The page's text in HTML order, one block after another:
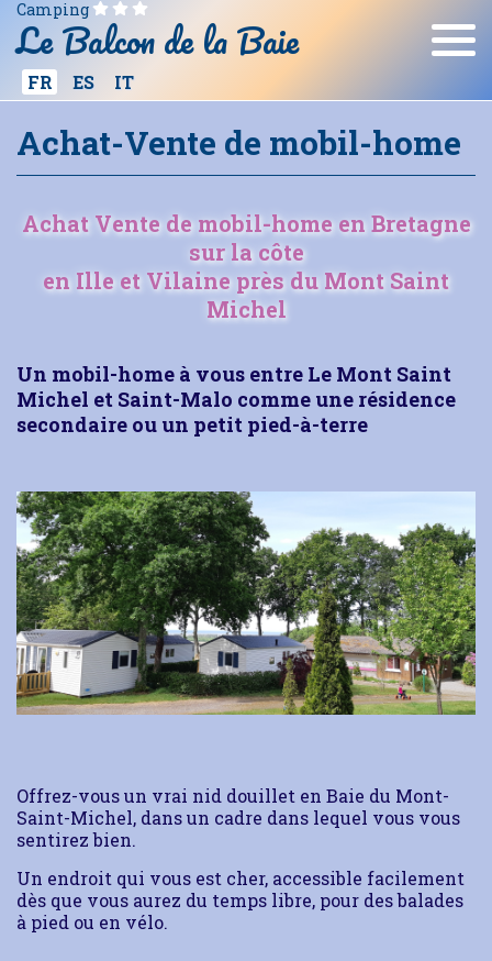
Camping
Le Balcon de la Baie
FR ES IT
Achat-Vente de mobil-home
Achat Vente de mobil-home en Bretagne
sur la côte
en Ille et Vilaine près du Mont Saint
Michel
Un mobil-home à vous entre Le Mont Saint
Michel et Saint-Malo comme une résidence
secondaire ou un petit pied-à-terre
Offrez-vous un vrai nid douillet en Baie du Mont-
Saint-Michel, dans un cadre dans lequel vous vous
sentirez bien.
Un endroit qui vous est cher, accessible facilement
dès que vous aurez du temps libre, pour des balades
à pied ou en vélo.